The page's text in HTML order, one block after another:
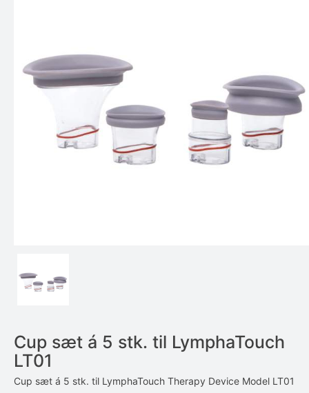
Cup sæt á 5 stk. til LymphaTouch
LT01
Cup sæt á 5 stk. til LymphaTouch Therapy Device Model